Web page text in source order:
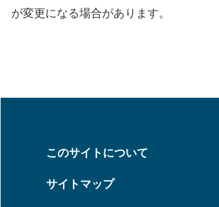
が変更になる場合があります。
このサイトについて
サイトマップ